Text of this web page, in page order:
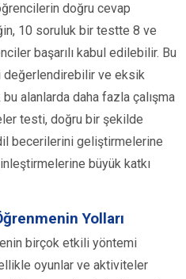
doğru cevap
10 soruluk bir testte 8 ve
başarılı kabul edilebilir. Bu
değerlendirebilir ve eksik
alanlarda daha fazla çalışma
testi, doğru bir şekilde
becerilerini geliştirmelerine
büyük katkı
Yolları
birçok etkili yöntemi
oyunlar ve aktiviteler